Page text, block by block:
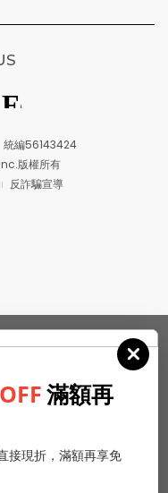
統編56143424
版權所有
反詐騙宣導
滿額再
接現折，滿額再享免